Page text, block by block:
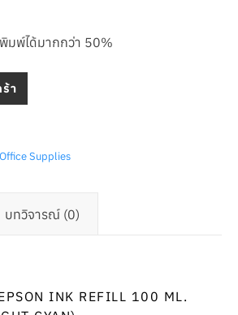
มพ์ได้มากกว่า 50%
งค์ (Refill Inkjet) ยี่ห้อ Ezzyjet รุ่น Epson
า
Office Supplies
บทวิจารณ์ (0)
INK REFILL 100 ML.